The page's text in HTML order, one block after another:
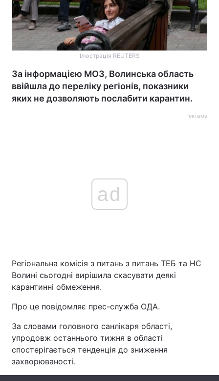
Головна
Україна Політика
Світ
Спорт Наука
Техно і зв'язок Лайт
Ілюстрація REUTERS
За інформацією МОЗ, Волинська область
ввійшла до переліку регіонів, показники
яких не дозволяють послабити карантин.
Реклама
ad
Регіональна комісія з питань з питань ТЕБ та НС
Волині сьогодні вирішила скасувати деякі
карантинні обмеження.
Про це повідомляє прес-служба ОДА.
За словами головного санлікаря області,
упродовж останнього тижня в області
спостерігається тенденція до зниження
захворюваності.